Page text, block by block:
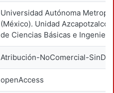
Universidad Autónoma
(México). Unidad Azcapotzalco.
de Ciencias Básicas e
Atribución-NoComercial-
openAccess